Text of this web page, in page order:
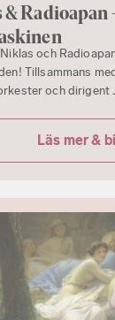
Radioapan
och
Tillsammans
och dirigent
Läs mer &